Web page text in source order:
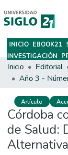
Subir
INICIO EBOOK21
INVESTIGACIÓN
Inicio Editorial
Año 3 -
Artículo
Córdoba
de Salud: